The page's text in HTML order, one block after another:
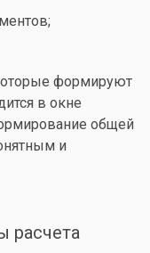
формируют
в окне
общей
и
расчета